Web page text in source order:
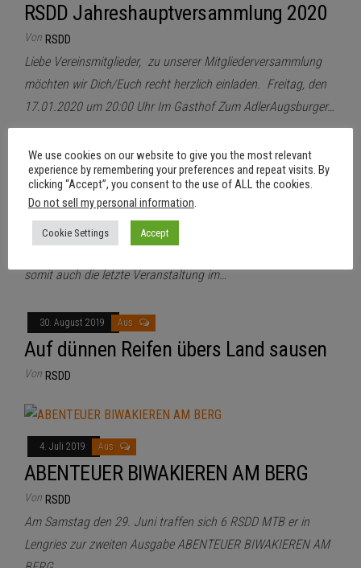
RSDD Jahreshauptversammlung 2020
Von RSDD
Liebe Vereinsmitglieder, zu unserer Mitgliederversammlung
möchten wir Dich/Euch recht herzlich einladen. Freitag, den
17.01.2020 um 20:00 Uhr Im Gasthof Zum AdlerAugsburger…
22. November 2019 Aus
RSDD Jahresprogramm 2020
Von RSDD
Liebe RSDD Mitglieder und alle Radsportler. Unsere
somit auch die letzte Veranstaltung im…
30. August 2019 Aus
Auf dünnen Reifen übers Land sausen
Von RSDD
4. Juli 2019 Aus
ABENTEUER BIWAKIEREN AM BERG
Von RSDD
Am Samstag den 29. Juni traffen sich 6 RSDD MTB er in
Lengries zur zweiten Ausgabe ABENTEUER BIWAKIEREN AM
We use cookies on our website to give you the most relevant
experience by remembering your preferences and repeat visits. By
clicking “Accept”, you consent to the use of ALL the cookies.
Do not sell my personal information
Cookie Settings Accept